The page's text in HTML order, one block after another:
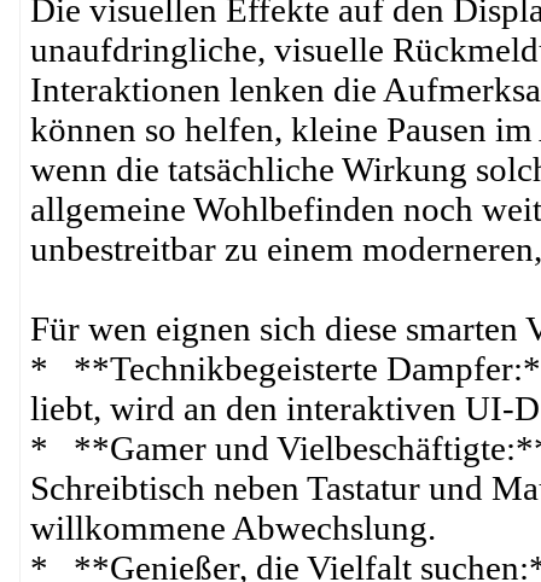
Die visuellen Effekte auf den
unaufdringliche, visuelle
Interaktionen lenken die
können so helfen, kleine Pausen
wenn die tatsächliche Wirkung
allgemeine Wohlbefinden noch
unbestreitbar zu einem
Für wen eignen sich diese smarten
* **Technikbegeisterte
liebt, wird an den interaktiven UI-
* **Gamer und
Schreibtisch neben Tastatur und
willkommene Abwechslung.
* **Genießer, die Vielfalt